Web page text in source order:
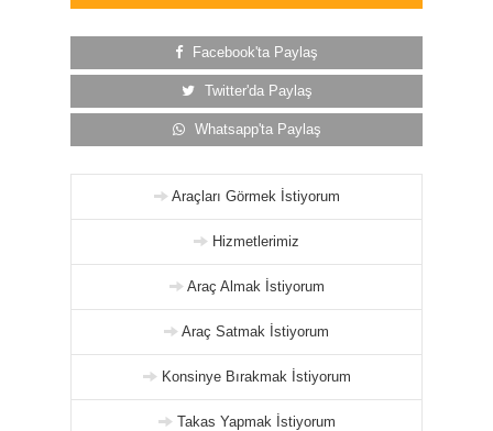
Facebook'ta Paylaş
Twitter'da Paylaş
Whatsapp'ta Paylaş
Araçları Görmek İstiyorum
Hizmetlerimiz
Araç Almak İstiyorum
Araç Satmak İstiyorum
Konsinye Bırakmak İstiyorum
Takas Yapmak İstiyorum